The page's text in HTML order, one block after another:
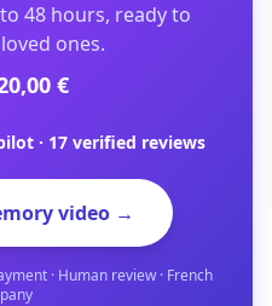
48 hours, ready to
ones.
€
· 17 verified reviews
video →
· Human review · French